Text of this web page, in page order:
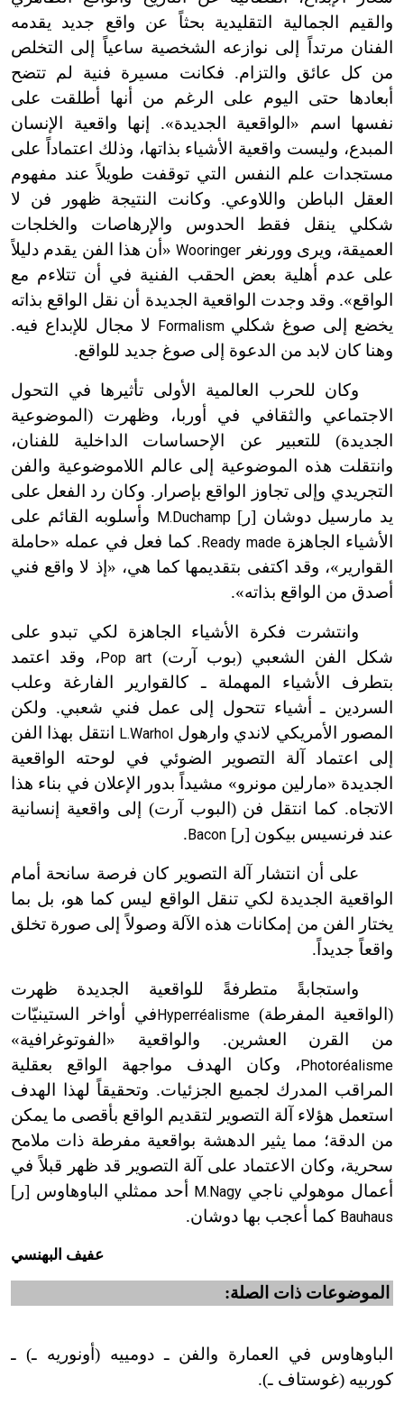
والقيم الجمالية التقليدية بحثاً عن واقع جديد يقدمه
الفنان مرتداً إلى نوازعه الشخصية ساعياً إلى التخلص
من كل عائق والتزام. فكانت مسيرة فنية لم تتضح
أبعادها حتى اليوم على الرغم من أنها أطلقت على
نفسها اسم «الواقعية الجديدة». إنها واقعية الإنسان
المبدع، وليست واقعية الأشياء بذاتها، وذلك اعتماداً على
مستجدات علم النفس التي توقفت طويلاً عند مفهوم
العقل الباطن واللاوعي. وكانت النتيجة ظهور فن لا
شكلي ينقل فقط الحدوس والإرهاصات والخلجات
العميقة، ويرى وورنغر Wooringer«أن هذا الفن يقدم دليلاً
على عدم أهلية بعض الحقب الفنية في أن تتلاءم مع
الواقع». وقد وجدت الواقعية الجديدة أن نقل الواقع بذاته
يخضع إلى صوغ شكليFormalism
لا مجال للإبداع فيه.
وهنا كان لابد من الدعوة إلى صوغ جديد للواقع.
وكان للحرب العالمية الأولى تأثيرها في التحول
الاجتماعي والثقافي في أوربا، وظهرت (الموضوعية
الجديدة) للتعبير عن الإحساسات الداخلية للفنان،
وانتقلت هذه الموضوعية إلى عالم اللاموضوعية والفن
التجريدي وإلى تجاوز الواقع بإصرار. وكان رد الفعل على
يد مارسيل دوشان [ر]M.Duchamp
وأسلوبه القائم على
الأشياء الجاهزةReady made . كما فعل في عمله «حاملة
القوارير»، وقد اكتفى بتقديمها كما هي، «إذ لا واقع فني
أصدق من الواقع بذاته».
وانتشرت فكرة الأشياء الجاهزة لكي تبدو على
شكل الفن الشعبي (بوب آرت) Pop art ، وقد اعتمد
بتطرف الأشياء المهملة ـ كالقوارير الفارغة وعلب
السردين ـ أشياء تتحول إلى عمل فني شعبي. ولكن
المصور الأمريكي لاندي وارهول L.Warhol
انتقل بهذا الفن
إلى اعتماد آلة التصوير الضوئي في لوحته الواقعية
الجديدة «مارلين مونرو» مشيداً بدور الإعلان في بناء هذا
الاتجاه. كما انتقل فن (البوب آرت) إلى واقعية إنسانية
عند فرنسيس بيكون [ر] Bacon
.
على أن انتشار آلة التصوير كان فرصة سانحة أمام
الواقعية الجديدة لكي تنقل الواقع ليس كما هو، بل بما
يختار الفن من إمكانات هذه الآلة وصولاً إلى صورة تخلق
واقعاً جديداً.
واستجابةً متطرفةً للواقعية الجديدة ظهرت
(الواقعية المفرطة) Hyperréalisme في أواخر الستينيّات
من القرن العشرين. والواقعية «الفوتوغرافية»
Photoréalisme ، وكان الهدف مواجهة الواقع بعقلية
المراقب المدرك لجميع الجزئيات. وتحقيقاً لهذا الهدف
استعمل هؤلاء آلة التصوير لتقديم الواقع بأقصى ما يمكن
من الدقة؛ مما يثير الدهشة بواقعية مفرطة ذات ملامح
سحرية، وكان الاعتماد على آلة التصوير قد ظهر قبلاً في
أعمال موهولي ناجي M.Nagy أحد ممثلي الباوهاوس [ر]
Bauhaus كما أعجب بها دوشان.
عفيف البهنسي
الموضوعات ذات الصلة:
الباوهاوس في العمارة والفن ـ دومييه (أونوريه ـ) ـ
كوربيه (غوستاف ـ).